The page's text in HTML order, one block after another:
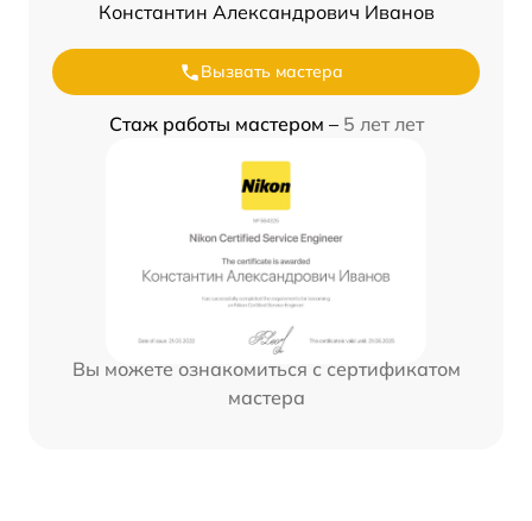
Константин Александрович Иванов
Вызвать мастера
Стаж работы мастером – 5 лет лет
Вы можете ознакомиться с сертификатом
мастера